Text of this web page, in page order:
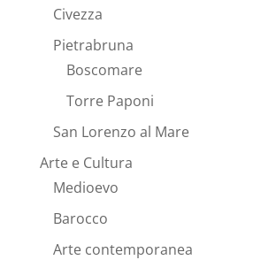
Civezza
Pietrabruna
Boscomare
Torre Paponi
San Lorenzo al Mare
Arte e Cultura
Medioevo
Barocco
Arte contemporanea